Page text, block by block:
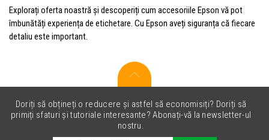
Explorați oferta noastră și descoperiți cum accesoriile Epson vă pot
îmbunătăți experiența de etichetare. Cu Epson aveți siguranța că fiecare
detaliu este important.
Doriți să obțineți o reducere și astfel să economisiți? Doriți să
primiți sfaturi și tutoriale interesante? Abonați-vă la newsletter-ul
nostru.